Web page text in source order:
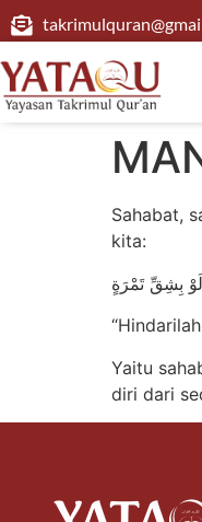
Sahabat,
kita:
بِشِقِّ تَمْرَةٍ
Yaitu
diri dari